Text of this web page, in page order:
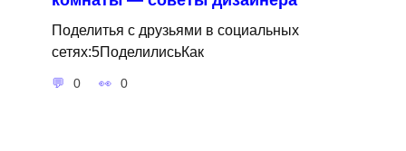
Поделитья с друзьями в социальных
сетях:5ПоделилисьКак
0 0